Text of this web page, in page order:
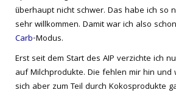
überhaupt nicht schwer. Das habe ich so
sehr willkommen. Damit war ich also
Carb-Modus.
Erst seit dem Start des AIP verzichte ich
auf Milchprodukte. Die fehlen mir hin und
sich aber zum Teil durch Kokosprodukte